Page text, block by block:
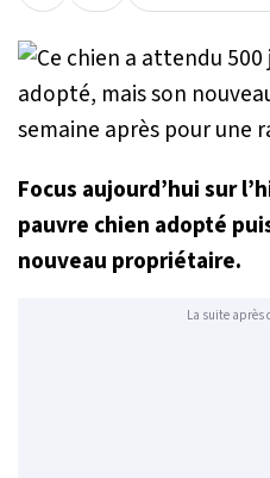
Focus aujourd’hui sur
pauvre chien adopté
nouveau propriétaire.
La suite